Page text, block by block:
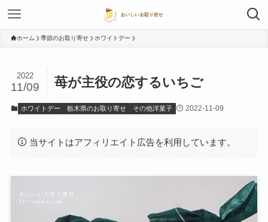
ホーム 季節のお取り寄せ ホワイトデー
苺が主役の恋するいちご
2022
11/09
ホワイトデー 栃木県のお取り寄せ その他洋菓子 2022-11-09
当サイトはアフィリエイト広告を利用しています。